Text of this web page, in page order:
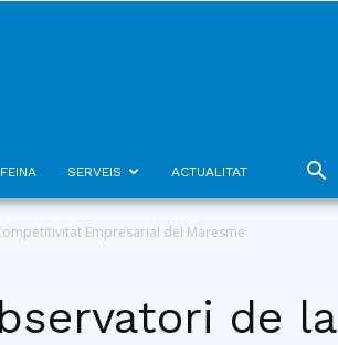
SERVEIS ACTUALITAT
Empresarial del Maresme
de la